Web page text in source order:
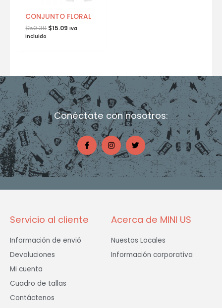
CONJUNTO FLORAL
$50.30 $15.09 Iva
incluido
Conéctate con nosotros:
F
a
c
e
b
o
o
-
I
n
s
t
a
g
r
m
T
w
i
t
t
e
Servicio al cliente
Información de envió
Devoluciones
Mi cuenta
Cuadro de tallas
Contáctenos
Acerca de MINI US
Nuestos Locales
Información corporativa